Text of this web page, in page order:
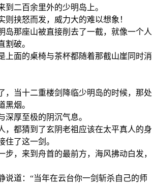
到二百余里外的少明岛上。
则挟怒而发，威力大的难以想象！
岛那座山被直接削去了一截，就像一个人
割破。
上面的桌椅与茶杯都随着那截山崖同时消
，当十二重楼剑降临少明岛的时候，那处
黑烟。
深厚至极的阴沉气息。
，都猜到了玄阴老祖应该在太平真人的身
住了这一剑。
步，来到舟首的最前方，海风拂动白发，
说道：“当年在云台你一剑斩杀自己的师